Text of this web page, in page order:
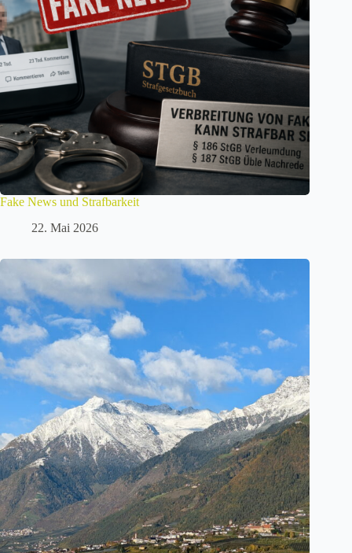
Fake News und Strafbarkeit
22. Mai 2026